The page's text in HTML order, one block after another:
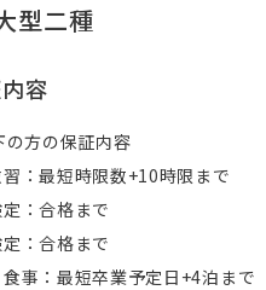
型二種
容
の方の保証内容
：最短時限数+10時限まで
：合格まで
：合格まで
事：最短卒業予定日+4泊まで